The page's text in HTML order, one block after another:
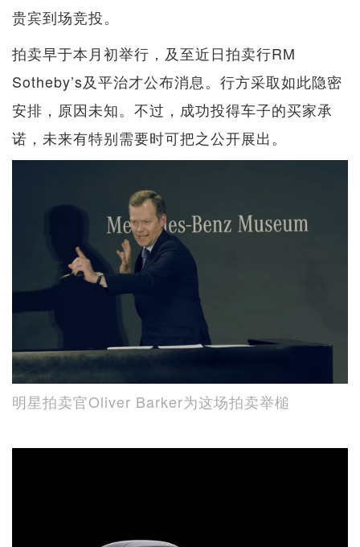
贵宾到场竞投。
拍卖早于本月初举行，及至近日拍卖行RM
Sotheby’s及平治才公布消息。行方采取如此隐密
安排，原因未知。不过，成功投得车子的买家承
诺，未来有特别需要时可把之公开展出。
明星拍卖官Oliver Barker为这场拍卖举槌